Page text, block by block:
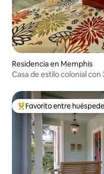
Residencia en Memphis
Casa de estilo colonial con
De los mejores en
Favorito entre